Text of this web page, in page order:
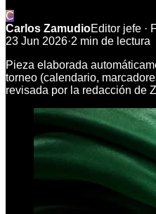
C
Carlos ZamudioEditor jefe ·
23 Jun 2026·2 min de lectura
Pieza elaborada
torneo (calendario,
revisada por la redacción de